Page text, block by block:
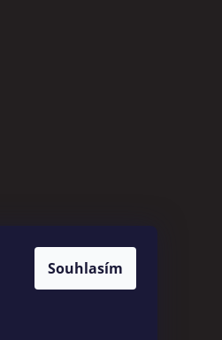
Souhlasím